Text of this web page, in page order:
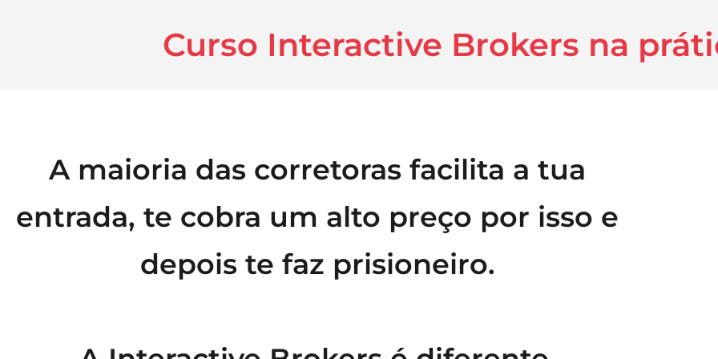
Curso Interactive Brokers na
A maioria das corretoras facilita a tua
entrada, te cobra um alto preço por isso e
depois te faz prisioneiro.